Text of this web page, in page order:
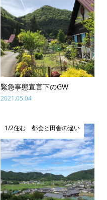
緊急事態宣言下のGW
2021.05.04
1/2住む 都会と田舎の違い